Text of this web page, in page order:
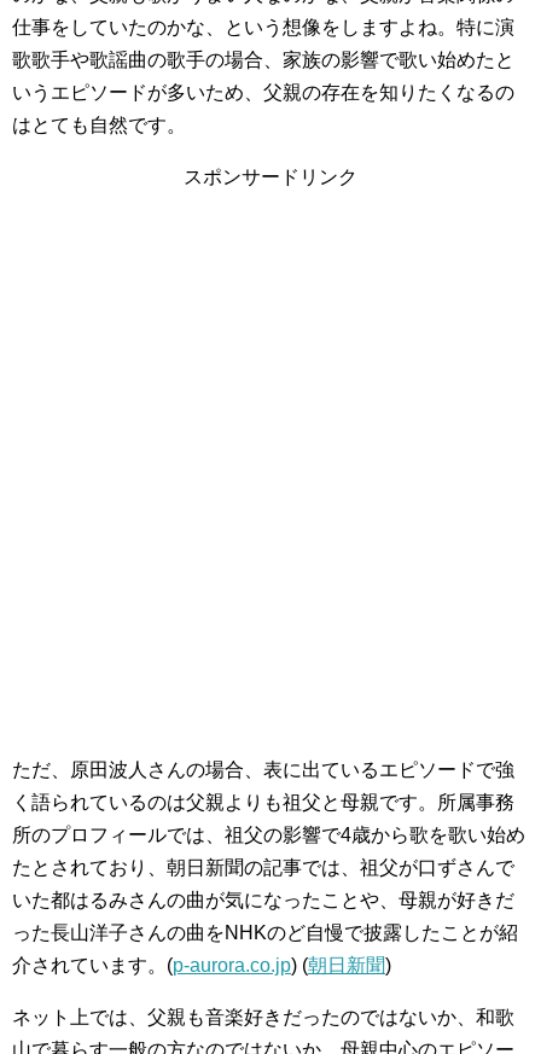
仕事をしていたのかな、という想像をしますよね。特に演
歌歌手や歌謡曲の歌手の場合、家族の影響で歌い始めたと
いうエピソードが多いため、父親の存在を知りたくなるの
はとても自然です。
スポンサードリンク
ただ、原田波人さんの場合、表に出ているエピソードで強
く語られているのは父親よりも祖父と母親です。所属事務
所のプロフィールでは、祖父の影響で4歳から歌を歌い始め
たとされており、朝日新聞の記事では、祖父が口ずさんで
いた都はるみさんの曲が気になったことや、母親が好きだ
った長山洋子さんの曲をNHKのど自慢で披露したことが紹
介されています。(p-aurora.co.jp) (朝日新聞)
ネット上では、父親も音楽好きだったのではないか、和歌
山で暮らす一般の方なのではないか、母親中心のエピソー